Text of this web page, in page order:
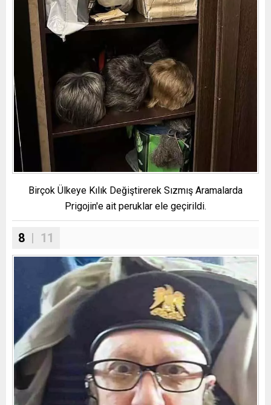
Birçok Ülkeye Kılık Değiştirerek Sızmış Aramalarda
Prigojin'e ait peruklar ele geçirildi.
8 | 11